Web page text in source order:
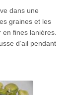
dans une
graines et les
en fines lanières.
d’ail pendant